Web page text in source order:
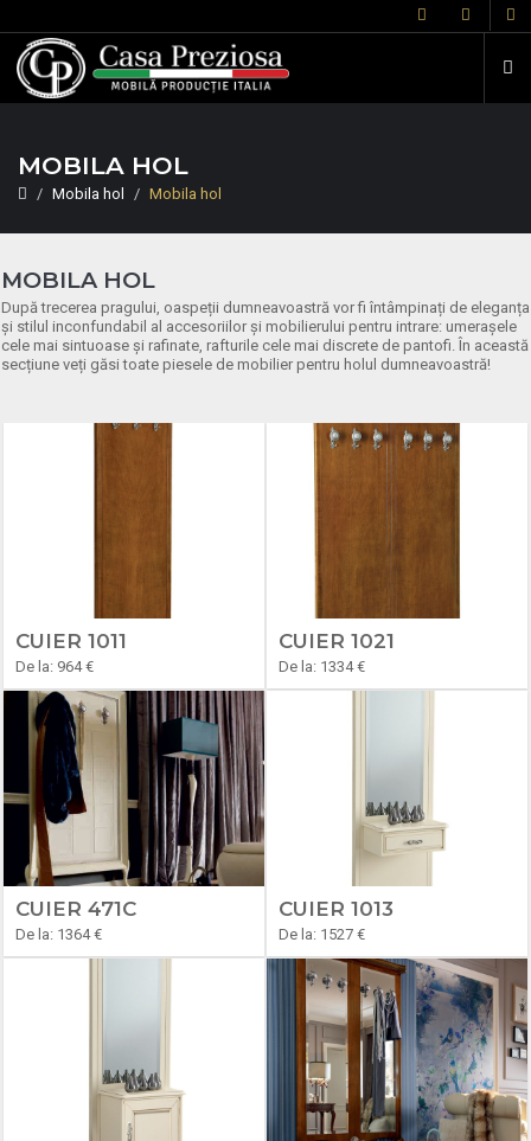
MOBILA HOL
Mobila hol Mobila hol
MOBILA HOL
După trecerea pragului, oaspeții dumneavoastră vor fi întâmpinați de eleganța
și stilul inconfundabil al accesoriilor și mobilierului pentru intrare: umerașele
cele mai sintuoase și rafinate, rafturile cele mai discrete de pantofi. În această
secțiune veți găsi toate piesele de mobilier pentru holul dumneavoastră!
CUIER 1011
De la: 964 €
CUIER 1021
De la: 1334 €
CUIER 471C
De la: 1364 €
CUIER 1013
De la: 1527 €